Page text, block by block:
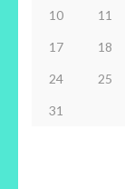
10 11
17 18
24 25
31